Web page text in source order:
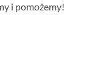
i pomożemy!